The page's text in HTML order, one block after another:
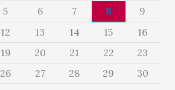
5 6 7 8
9
12 13 14 15
16
19 20 21 22
23
26 27 28 29
30